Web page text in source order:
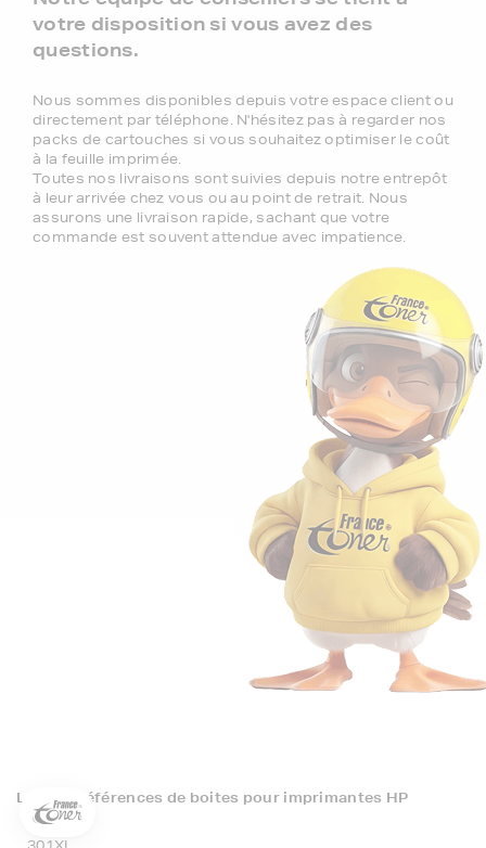
compatible, livraison offerte en point de retrait et
garantie deux ans. C'est le meilleur choix pour obtenir
une haute qualité à bas prix.
imprimante HP officejet 4650 aio à prix discount.
Marque Constructeur : les cartouches d'encre du
constructeur de votre imprimante HP officejet 4650
aio. Si vous voulez évitez la queue en magasin, il vous
suffit de commander ici.
votre disposition si vous avez des
Nous sommes disponibles depuis votre espace client ou
directement par téléphone. N'hésitez pas à regarder nos
packs de cartouches si vous souhaitez optimiser le coût
Toutes nos livraisons sont suivies depuis notre entrepôt
à leur arrivée chez vous ou au point de retrait. Nous
assurons une livraison rapide, sachant que votre
commande est souvent attendue avec impatience.
5€ offerts sur votre 1ère
bénéficiez immédiatementd’une remise de 5€sur votre 1ère
commande * !